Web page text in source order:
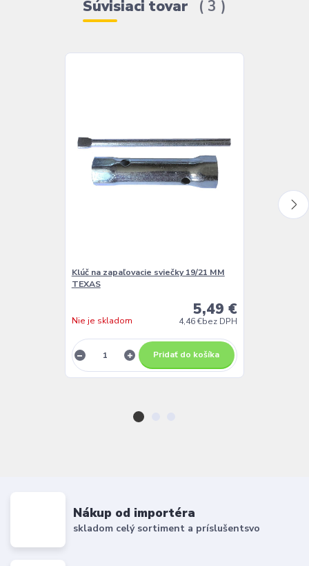
Súvisiaci tovar 3
Klúč na zapaľovacie sviečky 19/21 MM
TEXAS
5,49 €
4,46 €bez DPH
Nie je skladom
Pridať do košíka
Nákup od importéra
skladom celý sortiment a príslušentsvo